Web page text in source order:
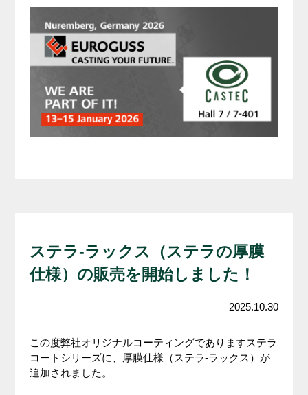
ステラ-ラックス（ステラの厚膜
仕様）の販売を開始しました！
2025.10.30
この度弊社オリジナルコーティングでありますステラ
コートシリーズに、厚膜仕様（ステラ-ラックス）が
追加されました。